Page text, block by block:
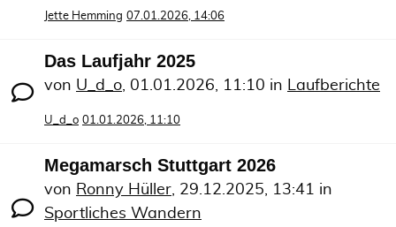
Jette Hemming 07.01.2026, 14:06
Das Laufjahr 2025
von U_d_o, 01.01.2026, 11:10 in Laufberichte
U_d_o 01.01.2026, 11:10
Megamarsch Stuttgart 2026
von Ronny Hüller, 29.12.2025, 13:41 in
Sportliches Wandern